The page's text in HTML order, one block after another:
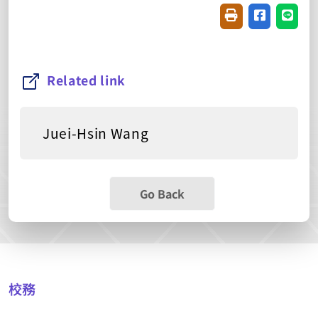
FriendlyShare on
Related link
Juei-Hsin Wang
Go Back
校務